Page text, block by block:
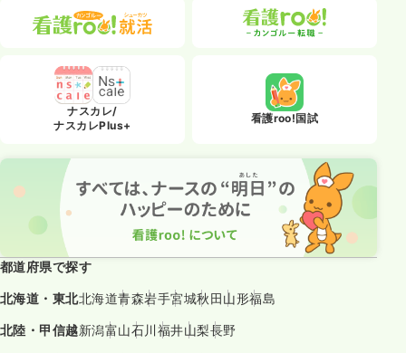
ナスカレ/
ナスカレPlus+
看護roo!国試
都道府県で探す
北海道・東北北海道青森岩手宮城秋田山形福島
北陸・甲信越新潟富山石川福井山梨長野